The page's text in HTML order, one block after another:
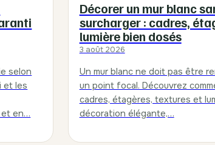
selon
et les
en…
Décorer un mur blanc
surcharger : cadres,
lumière bien dosés
3 août 2026
Un mur blanc ne doit pas être
un point focal. Découvrez
cadres, étagères, textures et
décoration élégante,…